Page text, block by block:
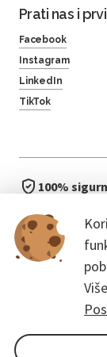
Prati nas i
Facebook
Instagram
LinkedIn
TikTok
100%
bez